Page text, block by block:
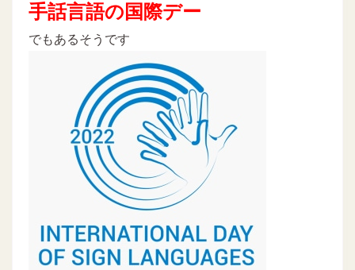
手話言語の国際デー
でもあるそうです